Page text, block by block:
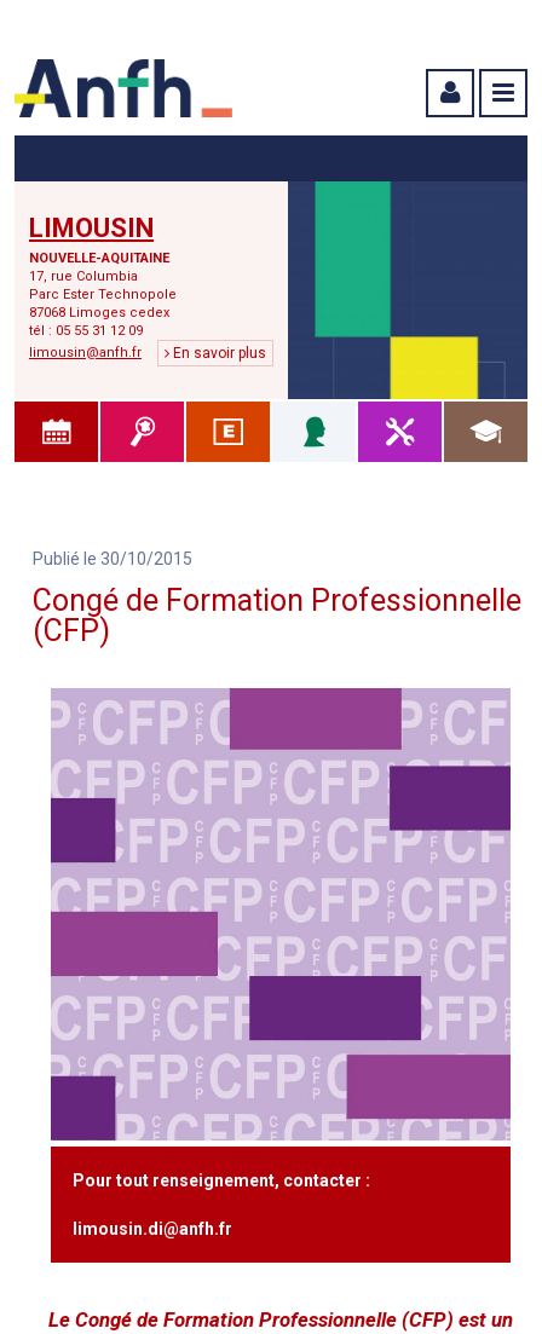
LIMOUSIN
NOUVELLE-AQUITAINE
17, rue Columbia
Parc Ester Technopole
87068 Limoges cedex
tél : 05 55 31 12 09
limousin@anfh.fr
En savoir plus
Publié le 30/10/2015
Congé de Formation Professionnelle
(CFP)
Pour tout renseignement, contacter :
limousin.di@anfh.fr
Le Congé de Formation Professionnelle (CFP) est un